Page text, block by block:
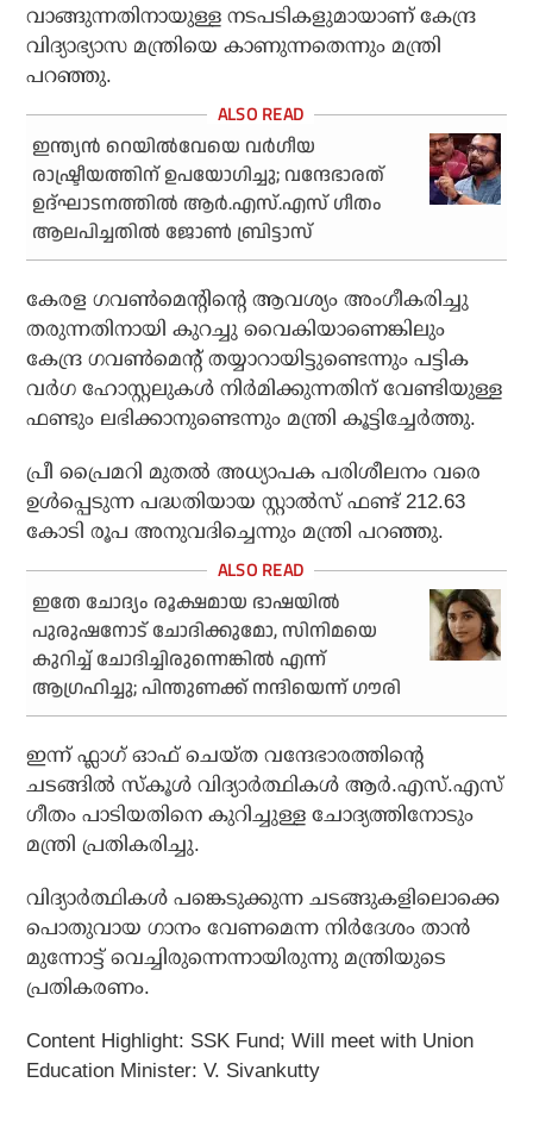
വാങ്ങുന്നതിനായുള്ള നടപടികളുമായാണ് കേന്ദ്ര
വിദ്യാഭ്യാസ മന്ത്രിയെ കാണുന്നതെന്നും മന്ത്രി
പറഞ്ഞു.
ഇന്ത്യന്‍ റെയില്‍വേയെ വര്‍ഗീയ
രാഷ്ട്രീയത്തിന് ഉപയോഗിച്ചു; വന്ദേഭാരത്
ഉദ്ഘാടനത്തില്‍ ആര്‍.എസ്.എസ് ഗീതം
ആലപിച്ചതില്‍ ജോണ്‍ ബ്രിട്ടാസ്
കേരള ഗവൺമെന്റിന്റെ ആവശ്യം അംഗീകരിച്ചു
തരുന്നതിനായി കുറച്ചു വൈകിയാണെങ്കിലും
കേന്ദ്ര ഗവൺമെന്റ് തയ്യാറായിട്ടുണ്ടെന്നും പട്ടിക
വർഗ ഹോസ്റ്റലുകൾ നിർമിക്കുന്നതിന് വേണ്ടിയുള്ള
ഫണ്ടും ലഭിക്കാനുണ്ടെന്നും മന്ത്രി കൂട്ടിച്ചേർത്തു.
പ്രീ പ്രൈമറി മുതൽ അധ്യാപക പരിശീലനം വരെ
ഉൾപ്പെടുന്ന പദ്ധതിയായ സ്റ്റാൽസ് ഫണ്ട് 212.63
കോടി രൂപ അനുവദിച്ചെന്നും മന്ത്രി പറഞ്ഞു.
ഇതേ ചോദ്യം രൂക്ഷമായ ഭാഷയില്‍
പുരുഷനോട് ചോദിക്കുമോ, സിനിമയെ
കുറിച്ച് ചോദിച്ചിരുന്നെങ്കില്‍ എന്ന്
ആഗ്രഹിച്ചു; പിന്തുണക്ക് നന്ദിയെന്ന് ഗൗരി
ഇന്ന് ഫ്ലാഗ് ഓഫ് ചെയ്ത വന്ദേഭാരത്തിന്റെ
ചടങ്ങിൽ സ്കൂൾ വിദ്യാർത്ഥികൾ ആർ.എസ്.എസ്
ഗീതം പാടിയതിനെ കുറിച്ചുള്ള ചോദ്യത്തിനോടും
മന്ത്രി പ്രതികരിച്ചു.
വിദ്യാർത്ഥികൾ പങ്കെടുക്കുന്ന ചടങ്ങുകളിലൊക്കെ
പൊതുവായ ഗാനം വേണമെന്ന നിർദേശം താൻ
മുന്നോട്ട് വെച്ചിരുന്നെന്നായിരുന്നു മന്ത്രിയുടെ
പ്രതികരണം.
Content Highlight: SSK Fund; Will meet with Union
Education Minister: V. Sivankutty